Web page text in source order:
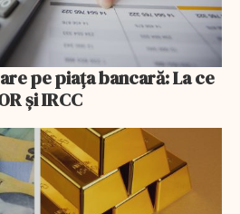
pe piața bancară: La ce
şi IRCC